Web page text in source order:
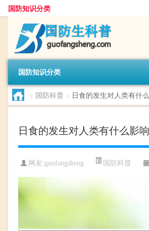
国防知识分类
国防知识分类
> 国防科普 > 日食的发生对人类有什
日食的发生对人类有什么影
网友:guofangsheng 国防科普